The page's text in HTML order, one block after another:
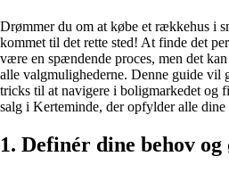
Drømmer du om at købe et rækkehus i
kommet til det rette sted! At finde det
være en spændende proces, men det
alle valgmulighederne. Denne guide
tricks til at navigere i boligmarkedet og
salg i Kerteminde, der opfylder alle dine
1. Definér dine behov og